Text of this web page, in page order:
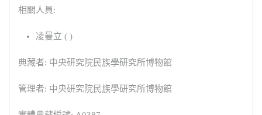
相關人員:
凌曼立 ( )
典藏者: 中央研究院民族學研究所博物館
管理者: 中央研究院民族學研究所博物館